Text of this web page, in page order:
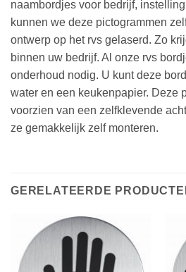
naambordjes voor bedrijf,
kunnen we deze pictogrammen
ontwerp op het rvs gelaserd. Zo
binnen uw bedrijf. Al onze rvs
onderhoud nodig. U kunt deze
water en een keukenpapier. Deze
voorzien van een zelfklevende
ze gemakkelijk zelf monteren.
GERELATEERDE